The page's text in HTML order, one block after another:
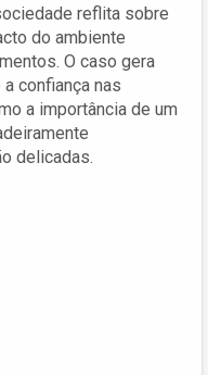
reflita sobre
do ambiente
O caso gera
confiança nas
a importância de um
delicadas.